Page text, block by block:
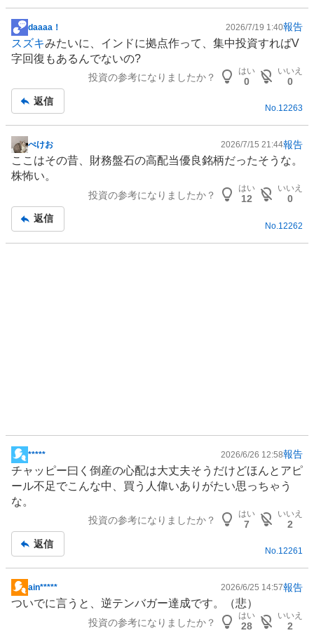
%
、
売
り
い
、
強
く
売
た
い
0
掲
示
板
daaaa！ 2026/7/19 1:40報告
スズキみたいに、 インドに拠点作って、集中投資すればV
字回復もあるんでないの?
投資の参考になりましたか？
はい
0
いいえ
0
返信
No.12263
掲
示
板
ぺけお 2026/7/15 21:44報告
ここはその昔、財務盤石の高配当優良銘柄だったそうな。
株怖い。
投資の参考になりましたか？
はい
12
いいえ
0
返信
No. 12262
掲
示
記
***** 2026/6/26 12:58報告
チャッピー曰く倒産の心配は大丈夫そうだけどほんとアピ
ール不足でこんな中、買う人偉いありがたい思っちゃう
な。
投資の参考になりましたか？
はい
7
いいえ
2
返信
No.12261
掲
示
ain***** 2026/6/25 14:57報告
ついでに言うと、逆テンバガー達成です。（悲）
投資の参考になりましたか？
はい
28
いいえ
2